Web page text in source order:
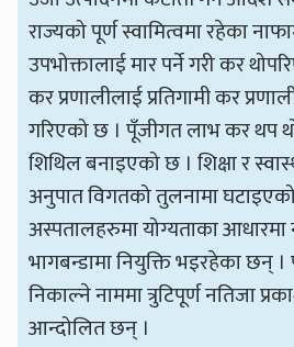
राज्यको पूर्ण स्वामित्वमा रहेका
उपभोक्तालाई मार पर्ने गरी कर
कर प्रणालीलाई प्रतिगामी कर
गरिएको छ । पूँजीगत लाभ कर थप
शिथिल बनाइएको छ । शिक्षा र
अनुपात विगतको तुलनामा
अस्पतालहरुमा योग्यताका
भागबन्डामा नियुक्ति भइरहेका छन्
निकाल्ने नाममा त्रुटिपूर्ण नतिजा
आन्दोलित छन् ।